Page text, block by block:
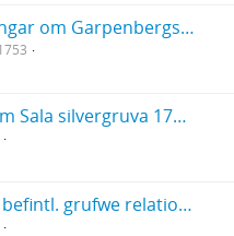
"Garpenbergiana". Anteckningar om Garpenbergs kopparverk.
"Salberget". [Anteckningar om Sala silvergruva 1740].
Utdrag af de wid Sahlberget befintl. grufwe relationer med register.